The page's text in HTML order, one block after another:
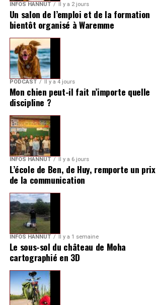
INFOS HANNUT Il y a 2 jours
Un salon de l’emploi et de la formation
bientôt organisé à Waremme
PODCAST Il y a 4 jours
Mon chien peut-il fait n’importe quelle
discipline ?
INFOS HANNUT Il y a 6 jours
L’école de Ben, de Huy, remporte un prix
de la communication
INFOS HANNUT Il y a 1 semaine
Le sous-sol du château de Moha
cartographié en 3D